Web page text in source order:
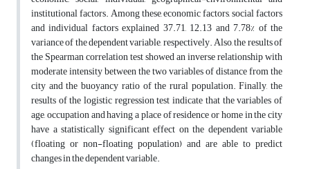
institutional factors. Among these, economic factors, social factors
and individual factors explained 37.71, 12.13 and 7.78% of the
variance of the dependent variable, respectively. Also, the results of
the Spearman correlation test showed an inverse relationship with
moderate intensity between the two variables of distance from the
city and the buoyancy ratio of the rural population. Finally, the
results of the logistic regression test indicate that the variables of
age, occupation and having a place of residence or home in the city
have a statistically significant effect on the dependent variable
(floating or non-floating population) and are able to predict
changes in the dependent variable.